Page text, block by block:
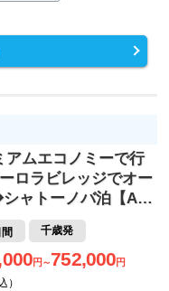
アムエコノミーで行
ロラビレッジでオー
ャトーノバ泊【A…
千歳発
円～752,000円
）